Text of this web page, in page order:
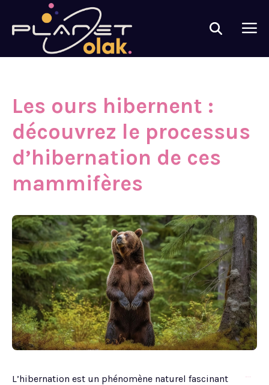
Les ours hibernent :
découvrez le processus
d’hibernation de ces
mammifères
L’hibernation est un phénomène naturel fascinant